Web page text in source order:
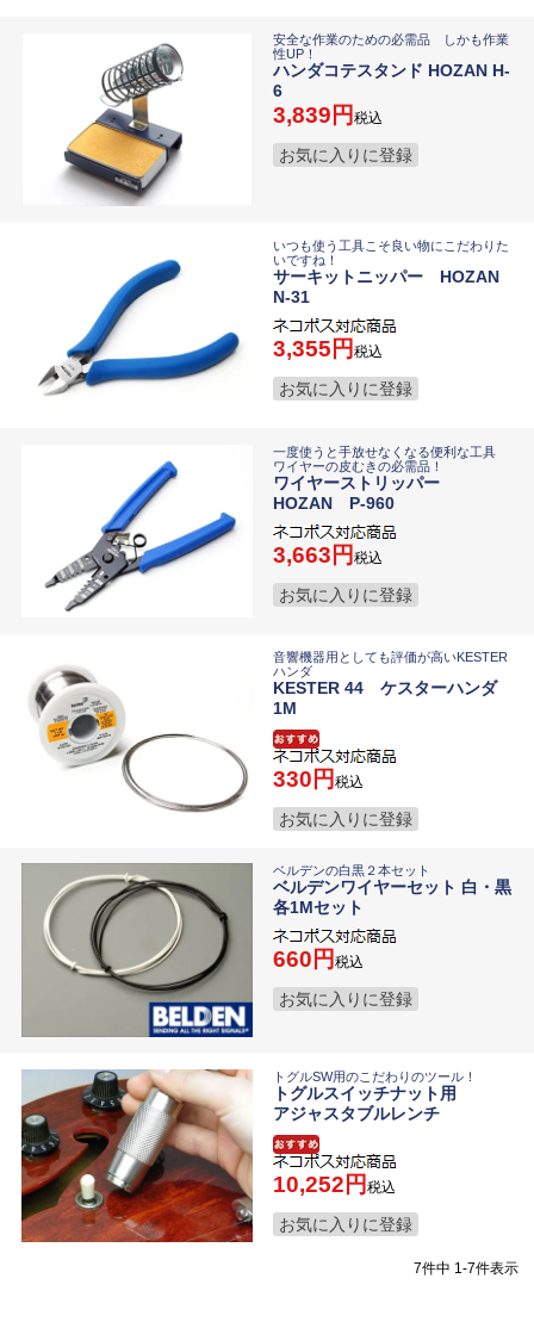
安全な作業のための必需品 しかも作業
性UP！
ハンダコテスタンド HOZAN H-
6
3,839 税込
お気に入りに登録
いつも使う工具こそ良い物にこだわりた
いですね！
サーキットニッパー HOZAN
N-31
3,355 税込
お気に入りに登録
一度使うと手放せなくなる便利な工具
ワイヤーの皮むきの必需品！
ワイヤーストリッパー
HOZAN P-960
3,663 税込
お気に入りに登録
音響機器用としても評価が高いKESTER
ハンダ
KESTER 44 ケスターハンダ
1M
330 税込
お気に入りに登録
ベルデンの白黒２本セット
ベルデンワイヤーセット 白・黒
各1Mセット
660 税込
お気に入りに登録
トグルSW用のこだわりのツール！
トグルスイッチナット用
アジャスタブルレンチ
10,252 税込
お気に入りに登録
7件中 1 -7件表示